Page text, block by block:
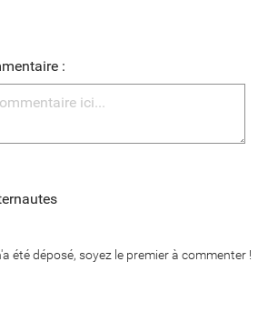
:
été déposé, soyez le premier à commenter !